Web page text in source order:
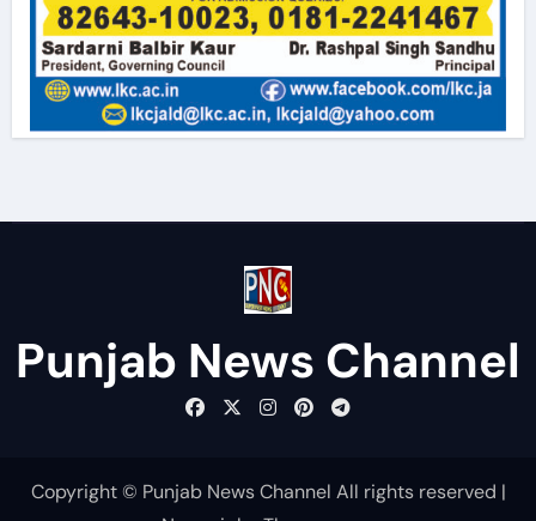
Punjab News Channel
Copyright © Punjab News Channel All rights reserved |